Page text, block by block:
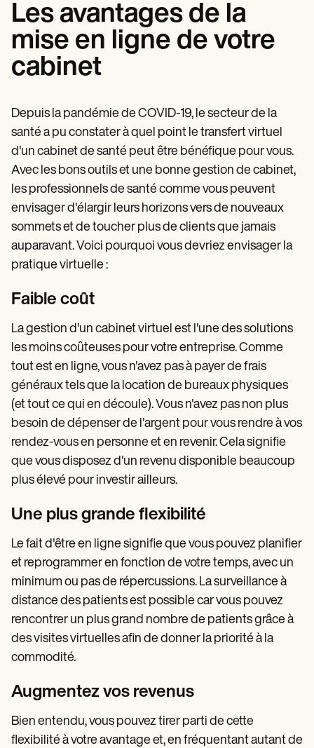
Les avantages de la
mise en ligne de votre
cabinet
Depuis la pandémie de COVID-19, le secteur de la
santé a pu constater à quel point le transfert virtuel
d'un cabinet de santé peut être bénéfique pour vous.
Avec les bons outils et une bonne gestion de cabinet,
les professionnels de santé comme vous peuvent
envisager d'élargir leurs horizons vers de nouveaux
sommets et de toucher plus de clients que jamais
auparavant. Voici pourquoi vous devriez envisager la
pratique virtuelle :
Faible coût
La gestion d'un cabinet virtuel est l'une des solutions
les moins coûteuses pour votre entreprise. Comme
tout est en ligne, vous n'avez pas à payer de frais
généraux tels que la location de bureaux physiques
(et tout ce qui en découle). Vous n'avez pas non plus
besoin de dépenser de l'argent pour vous rendre à vos
rendez-vous en personne et en revenir. Cela signifie
que vous disposez d'un revenu disponible beaucoup
plus élevé pour investir ailleurs.
Une plus grande flexibilité
Le fait d'être en ligne signifie que vous pouvez planifier
et reprogrammer en fonction de votre temps, avec un
minimum ou pas de répercussions. La surveillance à
distance des patients est possible car vous pouvez
rencontrer un plus grand nombre de patients grâce à
des visites virtuelles afin de donner la priorité à la
commodité.
Augmentez vos revenus
Bien entendu, vous pouvez tirer parti de cette
flexibilité à votre avantage et, en fréquentant autant de